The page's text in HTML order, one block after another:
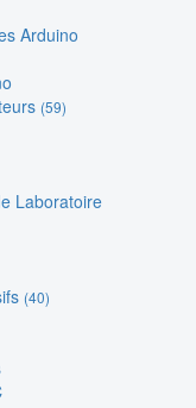
Arduino
(59)
Laboratoire
(40)